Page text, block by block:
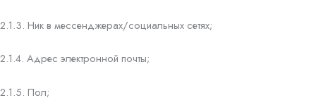
2.1.3. Ник в мессенджерах/социальных сетях;
2.1.4. Адрес электронной почты;
2.1.5. Пол;